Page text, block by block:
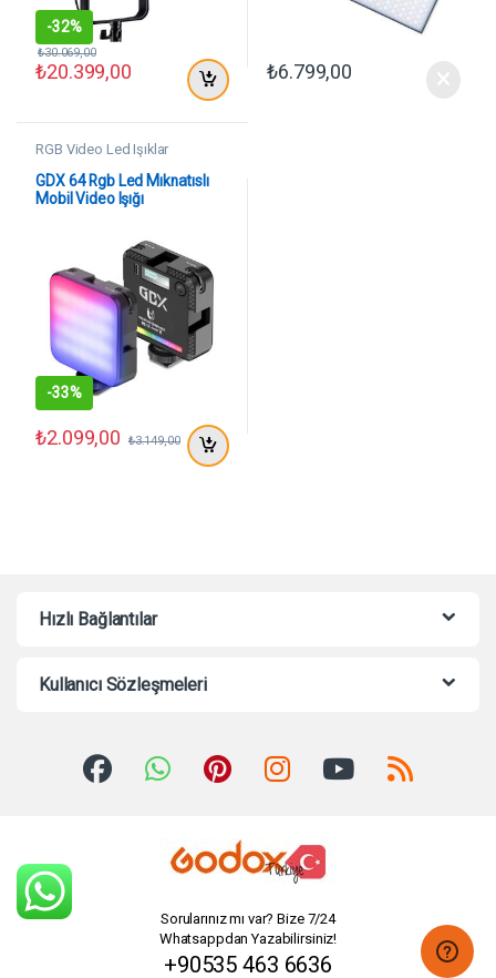
-32%
₺20.399,00
₺30.069,00
₺6.799,00
RGB Video Led Işıklar
GDX 64 Rgb Led Mıknatıslı
Mobil Video Işığı
-33%
₺2.099,00 ₺3.149,00
Hızlı Bağlantılar
Kullanıcı Sözleşmeleri
Sorularınız mı var? Bize 7/24
Whatsappdan Yazabilirsiniz!
+90535 463 6636